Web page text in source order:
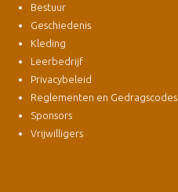
Bestuur
Geschiedenis
Kleding
Leerbedrijf
Privacybeleid
Reglementen en Gedragscodes
Sponsors
Vrijwilligers